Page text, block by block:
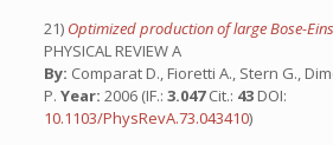
21) Optimized production of large Bose-
PHYSICAL REVIEW A
By: Comparat D., Fioretti A., Stern G.,
P. Year: 2006 (IF.: 3.047Cit.: 43 DOI:
10.1103/PhysRevA.73.043410)